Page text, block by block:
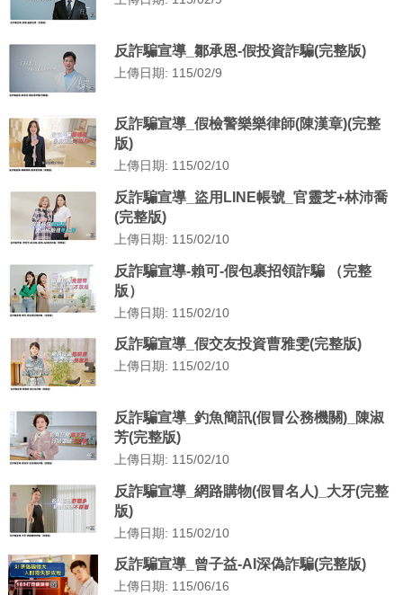
反詐騙宣導_鄒承恩-假投資詐騙(完整版)
上傳日期: 115/02/9
反詐騙宣導_假檢警樂樂律師(陳漢章)(完整
版)
上傳日期: 115/02/10
反詐騙宣導_盜用LINE帳號_官靈芝+林沛喬
(完整版)
上傳日期: 115/02/10
反詐騙宣導-賴可-假包裹招領詐騙 （完整
版）
上傳日期: 115/02/10
反詐騙宣導_假交友投資曹雅雯(完整版)
上傳日期: 115/02/10
反詐騙宣導_釣魚簡訊(假冒公務機關)_陳淑
芳(完整版)
上傳日期: 115/02/10
反詐騙宣導_網路購物(假冒名人)_大牙(完整
版)
上傳日期: 115/02/10
反詐騙宣導_曾子益-AI深偽詐騙(完整版)
上傳日期: 115/06/16